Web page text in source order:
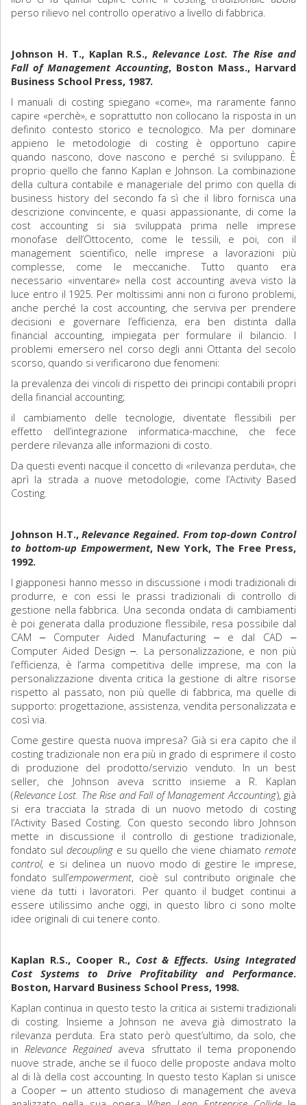
perso rilievo nel controllo operativo a livello di fabbrica.
Johnson H. T., Kaplan R.S., Relevance Lost. The Rise and
Fall of Management Accounting, Boston Mass., Harvard
Business School Press, 1987.
I manuali di costing spiegano «come», ma raramente fanno
capire «perchè», e soprattutto non collocano la risposta in un
definito contesto storico e tecnologico. Ma per dominare
appieno le metodologie di costing è opportuno capire
quando nascono, dove nascono e perché si sviluppano. È
proprio quello che fanno Kaplan e Johnson. La combinazione
della cultura contabile e manageriale del primo con quella di
business history del secondo fa sì che il libro fornisca una
descrizione convincente, e quasi appassionante, di come la
cost accounting si sia sviluppata prima nelle imprese
monofase dell’Ottocento, come le tessili, e poi, con il
management scientifico, nelle imprese a lavorazioni più
complesse, come le meccaniche. Tutto quanto era
necessario «inventare» nella cost accounting aveva visto la
luce entro il 1925. Per moltissimi anni non ci furono problemi,
anche perché la cost accounting, che serviva per prendere
decisioni e governare l’efficienza, era ben distinta dalla
financial accounting, impiegata per formulare il bilancio. I
problemi emersero nel corso degli anni Ottanta del secolo
scorso, quando si verificarono due fenomeni:
la prevalenza dei vincoli di rispetto dei principi contabili propri
della financial accounting;
il cambiamento delle tecnologie, diventate flessibili per
effetto dell’integrazione informatica-macchine, che fece
perdere rilevanza alle informazioni di costo.
Da questi eventi nacque il concetto di «rilevanza perduta», che
aprì la strada a nuove metodologie, come l’Activity Based
Costing.
Johnson H.T.,Relevance Regained. From top-down Control
to bottom-up Empowerment, New York, The Free Press,
1992.
I giapponesi hanno messo in discussione i modi tradizionali di
produrre, e con essi le prassi tradizionali di controllo di
gestione nella fabbrica. Una seconda ondata di cambiamenti
è poi generata dalla produzione flessibile, resa possibile dal
CAM ‒ Computer Aided Manufacturing ‒ e dal CAD ‒
Computer Aided Design ‒. La personalizzazione, e non più
l’efficienza, è l’arma competitiva delle imprese, ma con la
personalizzazione diventa critica la gestione di altre risorse
rispetto al passato, non più quelle di fabbrica, ma quelle di
supporto: progettazione, assistenza, vendita personalizzata e
così via.
Come gestire questa nuova impresa? Già si era capito che il
costing tradizionale non era più in grado di esprimere il costo
di produzione del prodotto/servizio venduto. In un best
seller, che Johnson aveva scritto insieme a R. Kaplan
(Relevance Lost. The Rise and Fall of Management Accounting), già
si era tracciata la strada di un nuovo metodo di costing
l’Activity Based Costing. Con questo secondo libro Johnson
mette in discussione il controllo di gestione tradizionale,
fondato sul decoupling e su quello che viene chiamatoremote
control, e si delinea un nuovo modo di gestire le imprese,
fondato sull’empowerment, cioè sul contributo originale che
viene da tutti i lavoratori. Per quanto il budget continui a
essere utilissimo anche oggi, in questo libro ci sono molte
idee originali di cui tenere conto.
Kaplan R.S., Cooper R., Cost & Effects. Using Integrated
Cost Systems to Drive Profitability and Performance.
Boston, Harvard Business School Press, 1998.
Kaplan continua in questo testo la critica ai sistemi tradizionali
di costing. Insieme a Johnson ne aveva già dimostrato la
rilevanza perduta. Era stato però quest’ultimo, da solo, che
inRelevance Regainedaveva sfruttato il tema proponendo
nuove strade, anche se il fuoco delle proposte andava molto
al di là della cost accounting. In questo testo Kaplan si unisce
a Cooper ‒ un attento studioso di management che aveva